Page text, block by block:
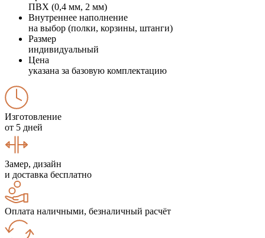
ПВХ (0,4 мм, 2 мм)
Внутреннее наполнение
на выбор (полки, корзины, штанги)
Размер
индивидуальный
Цена
указана за базовую комплектацию
Изготовление
от 5 дней
Замер, дизайн
и доставка бесплатно
Оплата наличными, безналичный расчёт